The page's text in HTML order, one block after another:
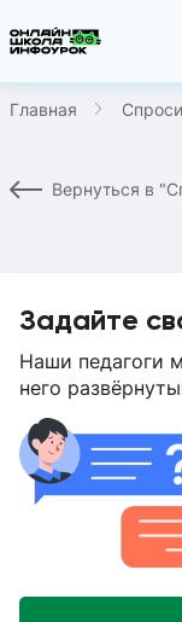
Главная
Вернуться в
Задайте
Наши педагоги
него